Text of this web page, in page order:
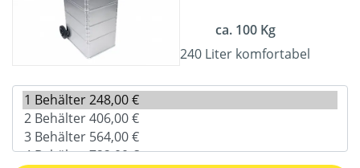
ca. 100 Kg
240 Liter komfortabel